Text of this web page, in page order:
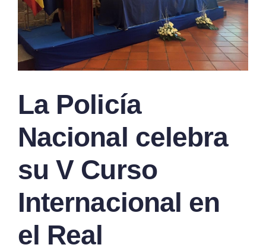
La Policía
Nacional celebra
su V Curso
Internacional en
el Real